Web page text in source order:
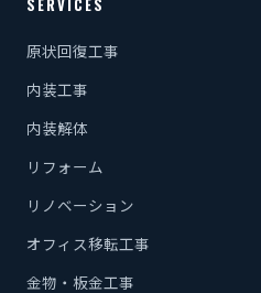
原状回復工事
内装工事
内装解体
リフォーム
リノベーション
オフィス移転工事
金物・板金工事